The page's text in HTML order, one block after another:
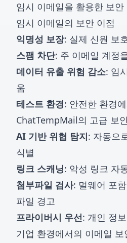
임시 이메일을 활용한 보안
임시 이메일의 보안 이점
익명성 보장: 실제 신원 보
스팸 차단: 주 이메일 계정
데이터 유출 위험 감소: 임
움
테스트 환경: 안전한 환경
ChatTempMail의 고급 보
AI 기반 위협 탐지: 자동으
식별
링크 스캐닝: 악성 링크 자
첨부파일 검사: 멀웨어 포
파일 경고
프라이버시 우선: 개인 정
기업 환경에서의 이메일 보